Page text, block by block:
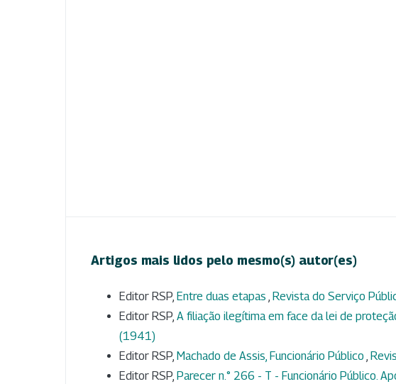
Artigos mais lidos pelo mesmo(s) autor(es)
Editor RSP, Entre duas etapas , Revista do Serviço
Editor RSP, A filiação ilegítima em face da lei de
(1941)
Editor RSP, Machado de Assis, Funcionário Público ,
Editor RSP, Parecer n.° 266 - T - Funcionário Público.